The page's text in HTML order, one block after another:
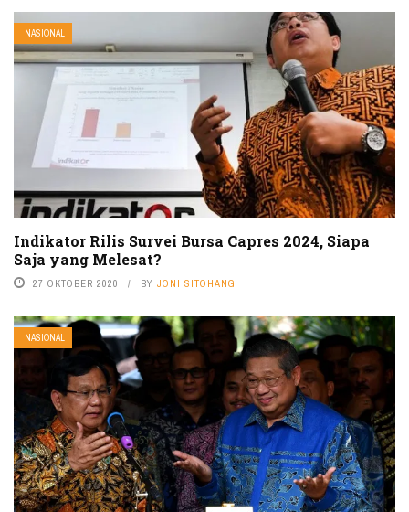
NASIONAL
Indikator Rilis Survei Bursa Capres 2024, Siapa
Saja yang Melesat?
27 OKTOBER 2020 BY JONI SITOHANG
NASIONAL